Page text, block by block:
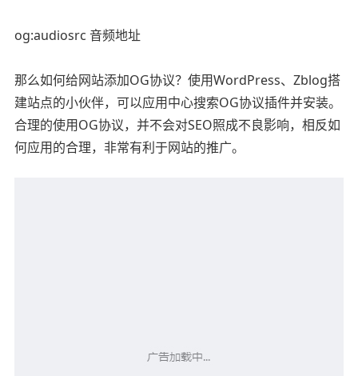
og:audiosrc 音频地址
那么如何给网站添加OG协议？使用WordPress、Zblog搭
建站点的小伙伴，可以应用中心搜索OG协议插件并安装。
合理的使用OG协议，并不会对SEO照成不良影响，相反如
何应用的合理，非常有利于网站的推广。